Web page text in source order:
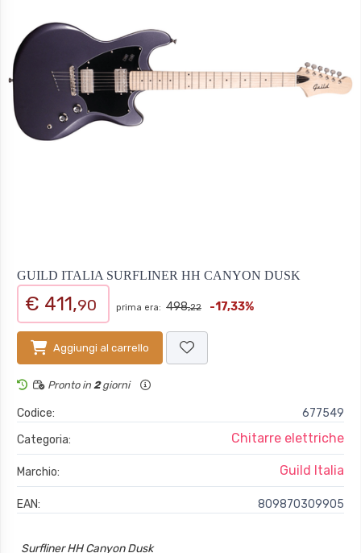
GUILD ITALIA SURFLINER HH CANYON DUSK
€ 411,90 prima era: 498,22 -17,33%
Aggiungi al carrello
Pronto in 2giorni
Codice:
677549
Categoria:
Chitarre elettriche
Marchio: Guild Italia
EAN: 809870309905
Surfliner HH Canyon Dusk